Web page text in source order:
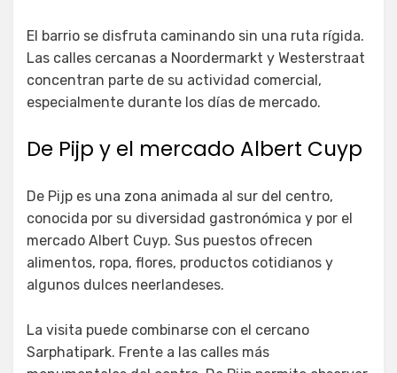
El barrio se disfruta caminando sin una ruta rígida.
Las calles cercanas a Noordermarkt y Westerstraat
concentran parte de su actividad comercial,
especialmente durante los días de mercado.
De Pijp y el mercado Albert Cuyp
De Pijp es una zona animada al sur del centro,
conocida por su diversidad gastronómica y por el
mercado Albert Cuyp. Sus puestos ofrecen
alimentos, ropa, flores, productos cotidianos y
algunos dulces neerlandeses.
La visita puede combinarse con el cercano
Sarphatipark. Frente a las calles más